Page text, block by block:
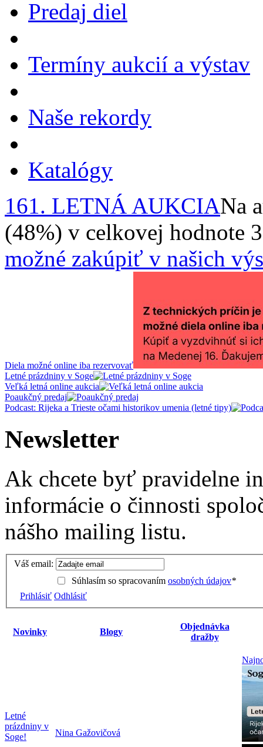
Predaj diel
Termíny aukcií a výstav
Naše rekordy
Katalógy
161. LETNÁ AUKCIANa
(48%) v celkovej hodnote
možné zakúpiť v našich
Diela možné online iba rezervovať
Letné prázdniny v Soge
Veľká letná online aukcia
Poaukčný predaj
Podcast: Rijeka a Trieste očami historikov umenia (letné tipy)
Newsletter
Ak chcete byť pravidelne
informácie o činnosti
nášho mailing listu.
Váš email:
Súhlasím so spracovaním osobných údajov*
Prihlásiť Odhlásiť
Novinky Blogy
Objednávka
dražby
Letné
prázdniny v
Soge!
Nina Gažovičová